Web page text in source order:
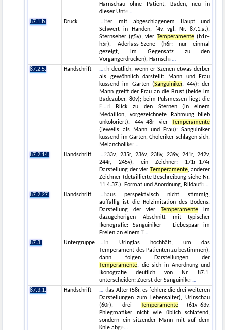
Harnschau ohne Patient, Baden, neu in
dieser Unte
87.1.b.
Druck
iter mit abgeschlagenem Haupt und
Schwert in Händen, f4v, vgl. Nr. 87.1.a.),
Sternseher (g5v), vierTemperamente (h1r–
h5r), Aderlass-Szene (h6r; nur einmal
gezeigt, im Gegensatz zu den
Vorgängerdrucken), Harnscha
87.2.5.
Handschrift
ch deutlich, wenn er Szenen etwas derber
als gewöhnlich darstellt: Mann und Frau
küssend im Garten (Sanguiniker, 44v); der
Mann greift der Frau an die Brust (beide im
Badezuber, 80v); beim Pulsmessen liegt die
F
d Blick zu den Sternen (in einem
Medaillon, vorgezeichnete Rahmung blieb
unkoloriert). 44v–48r vierTemperamente
(jeweils als Mann und Frau): Sanguiniker
küssend im Garten, Choleriker schlagen sich,
Melancholiker
87.2.14.
Handschrift
233v, 235r, 236v, 238v, 239v, 241r, 242v,
244r, 245v), ein Zeichner; 171r–174r
Darstellung der vier Temperamente, anderer
Zeichner (detaillierte Beschreibung siehe Nr.
11.4.37.). Format und Anordnung, Bildaufb
87.2.27.
Handschrift
haus perspektivisch nicht stimmig,
auffällig ist die Holzimitation des Bodens.
Darstellung der vier Temperamenteim
dazugehörigen Abschnitt mit typischer
Ikonografie: Sanguiniker – Liebespaar im
Freien an einem T
87.3.
Untergruppe
in Uringlas hochhält, um das
Temperament des Patienten zu bestimmen),
dann folgen Darstellungen der
Temperamente, die sich in Anordnung und
Ikonografie deutlich von Nr. 87.1.
unterscheiden: Zuerst der Sanguiniker
87.3.1.
Handschrift
das Alter (58r, es fehlen: die drei weiteren
Darstellungen zum Lebensalter), Urinschau
(60r), drei Temperamente(61v–63v,
Phlegmatiker nicht wie üblich schlafend,
sondern ein sitzender Mann mit auf dem
Knie abge